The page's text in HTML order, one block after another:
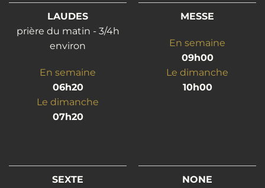
LAUDES
prière du matin - 3/4h
environ
En semaine
06h20
Le dimanche
07h20
MESSE
En semaine
09h00
Le dimanche
10h00
SEXTE
NONE